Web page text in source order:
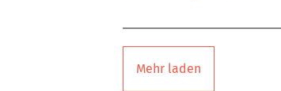
Mehr laden